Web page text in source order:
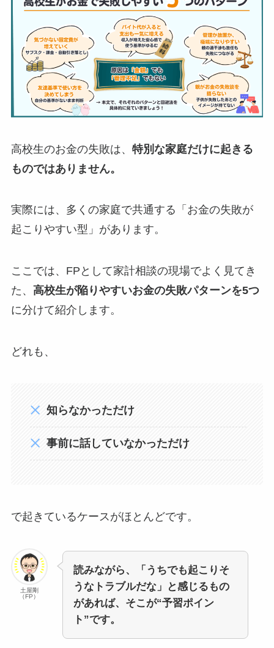
高校生のお金の失敗は、 特別な家庭だけに起きる
ものではありません。
実際には、多くの家庭で共通する「お金の失敗が
起こりやすい型」があります。
ここでは、FPとして家計相談の現場でよく見てき
た、 高校生が陥りやすいお金の失敗パターンを5つ
に分けて紹介します。
どれも、
知らなかっただけ
事前に話していなかっただけ
で起きているケースがほとんどです。
土屋剛
（FP）
読みながら、「うちでも起こりそ
うなトラブルだな」と感じるもの
があれば、そこが“予習ポイン
ト”です。